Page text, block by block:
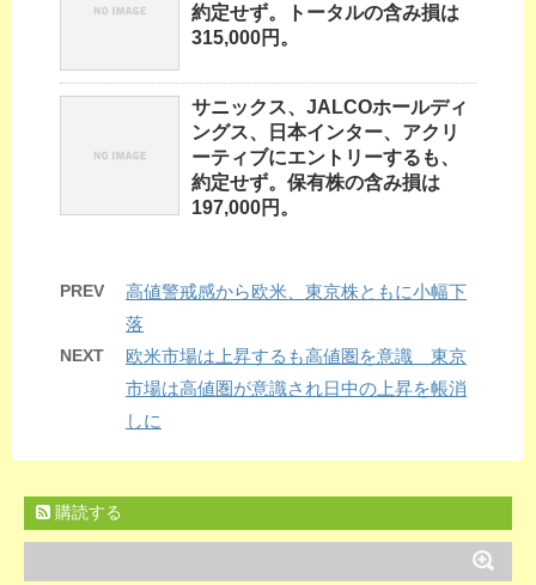
約定せず。トータルの含み損は
315,000円。
サニックス、JALCOホールディ
ングス、日本インター、アクリ
ーティブにエントリーするも、
約定せず。保有株の含み損は
197,000円。
PREV
高値警戒感から欧米、東京株ともに小幅下
落
NEXT
欧米市場は上昇するも高値圏を意識 東京
市場は高値圏が意識され日中の上昇を帳消
しに
購読する